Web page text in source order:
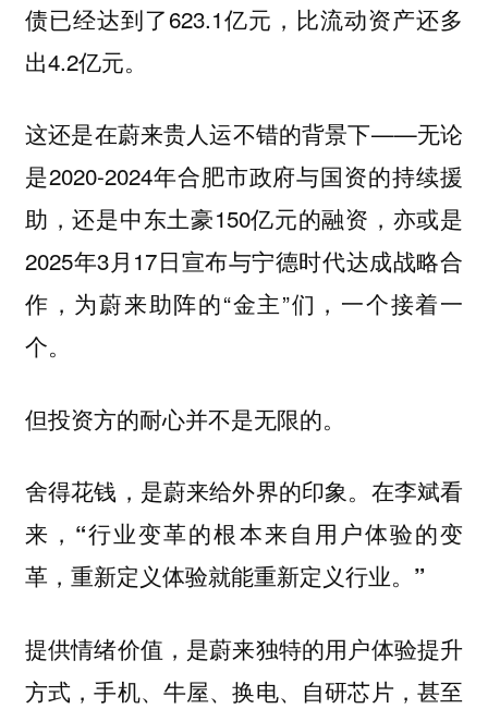
债已经达到了623.1亿元，比流动资产还多
出4.2亿元。
这还是在蔚来贵人运不错的背景下——无论
是2020-2024年合肥市政府与国资的持续援
助，还是中东土豪150亿元的融资，亦或是
2025年3月17日宣布与宁德时代达成战略合
作，为蔚来助阵的“金主”们，一个接着一
个。
但投资方的耐心并不是无限的。
舍得花钱，是蔚来给外界的印象。在李斌看
来，“行业变革的根本来自用户体验的变
革，重新定义体验就能重新定义行业。”
提供情绪价值，是蔚来独特的用户体验提升
方式，手机、牛屋、换电、自研芯片，甚至